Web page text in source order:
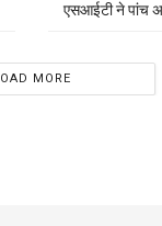
एसआईटी ने पांच
MORE